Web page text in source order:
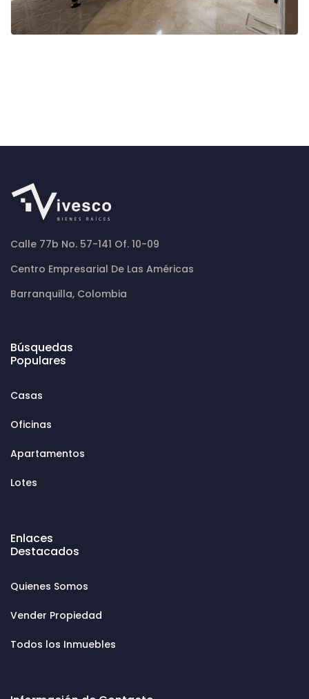
Calle 77b No. 57-141 Of. 10-09
Centro Empresarial De Las Américas
Barranquilla, Colombia
Búsquedas
Populares
Casas
Oficinas
Apartamentos
Lotes
Enlaces
Destacados
Quienes Somos
Vender Propiedad
Todos los Inmuebles